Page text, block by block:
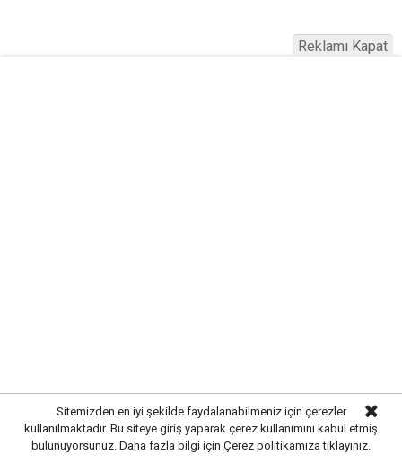
Sitemizden en iyi şekilde faydalanabilmeniz için çerezler
kullanılmaktadır. Bu siteye giriş yaparak çerez kullanımını kabul etmiş
bulunuyorsunuz. Daha fazla bilgi için Çerez politikamıza tıklayınız.
Reklamı Kapat